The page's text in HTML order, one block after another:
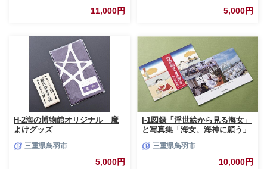
11,000円 5,000円
H-2海の博物館オリジナル 魔
よけグッズ
三重県鳥羽市
5,000円
I-1図録「浮世絵から見る海女」
と写真集「海女、海神に願う」
三重県鳥羽市
10,000円